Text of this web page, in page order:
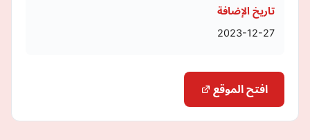
تاريخ الإضافة
2023-12-27
افتح الموقع